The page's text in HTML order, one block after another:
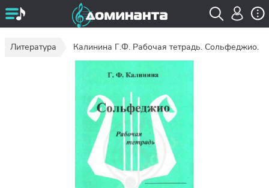
Литература Калинина Г.Ф. Рабочая тетрадь. Сольфеджио.